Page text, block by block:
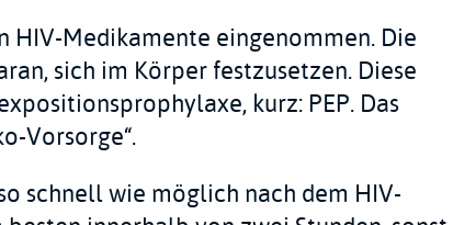
HIV-Medikamente eingenommen. Die
sich im Körper festzusetzen. Diese
kurz: PEP. Das
Vorsorge“.
schnell wie möglich nach dem HIV-